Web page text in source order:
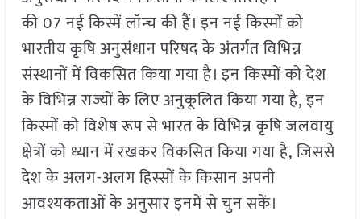
की 07 नई किस्में लॉन्च की हैं। इन नई किस्मों को
भारतीय कृषि अनुसंधान परिषद के अंतर्गत विभिन्न
संस्थानों में विकसित किया गया है। इन किस्मों को देश
के विभिन्न राज्यों के लिए अनुकूलित किया गया है, इन
किस्मों को विशेष रूप से भारत के विभिन्न कृषि जलवायु
क्षेत्रों को ध्यान में रखकर विकसित किया गया है, जिससे
देश के अलग-अलग हिस्सों के किसान अपनी
आवश्यकताओं के अनुसार इनमें से चुन सकें।